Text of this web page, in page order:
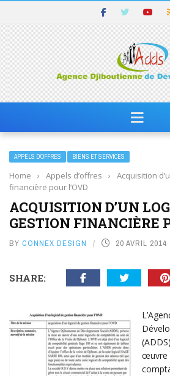
APPELS D’OFFRES BIENS ET SERVICES
Home › Appels d’offres ›
Acquisition
financière pour l’OVD
ACQUISITION D’UN
GESTION FINANCIÈRE
BY CONNEX DESIGN 20 AVRIL 2014
SHARE:
œuvre